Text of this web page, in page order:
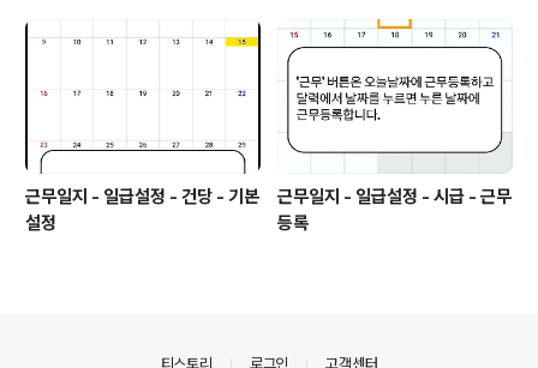
근무일지 - 일급설정 - 건당 - 기본
설정
근무일지 - 일급설정 - 시급 - 근무
등록
티스토리 로그인 고객센터